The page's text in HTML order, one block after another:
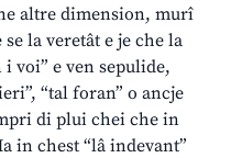
altre dimension, murî
la veretât e je che la
voi” e ven sepulide,
“tal foran” o ancje
di plui chei che in
in chest “lâ indevant”